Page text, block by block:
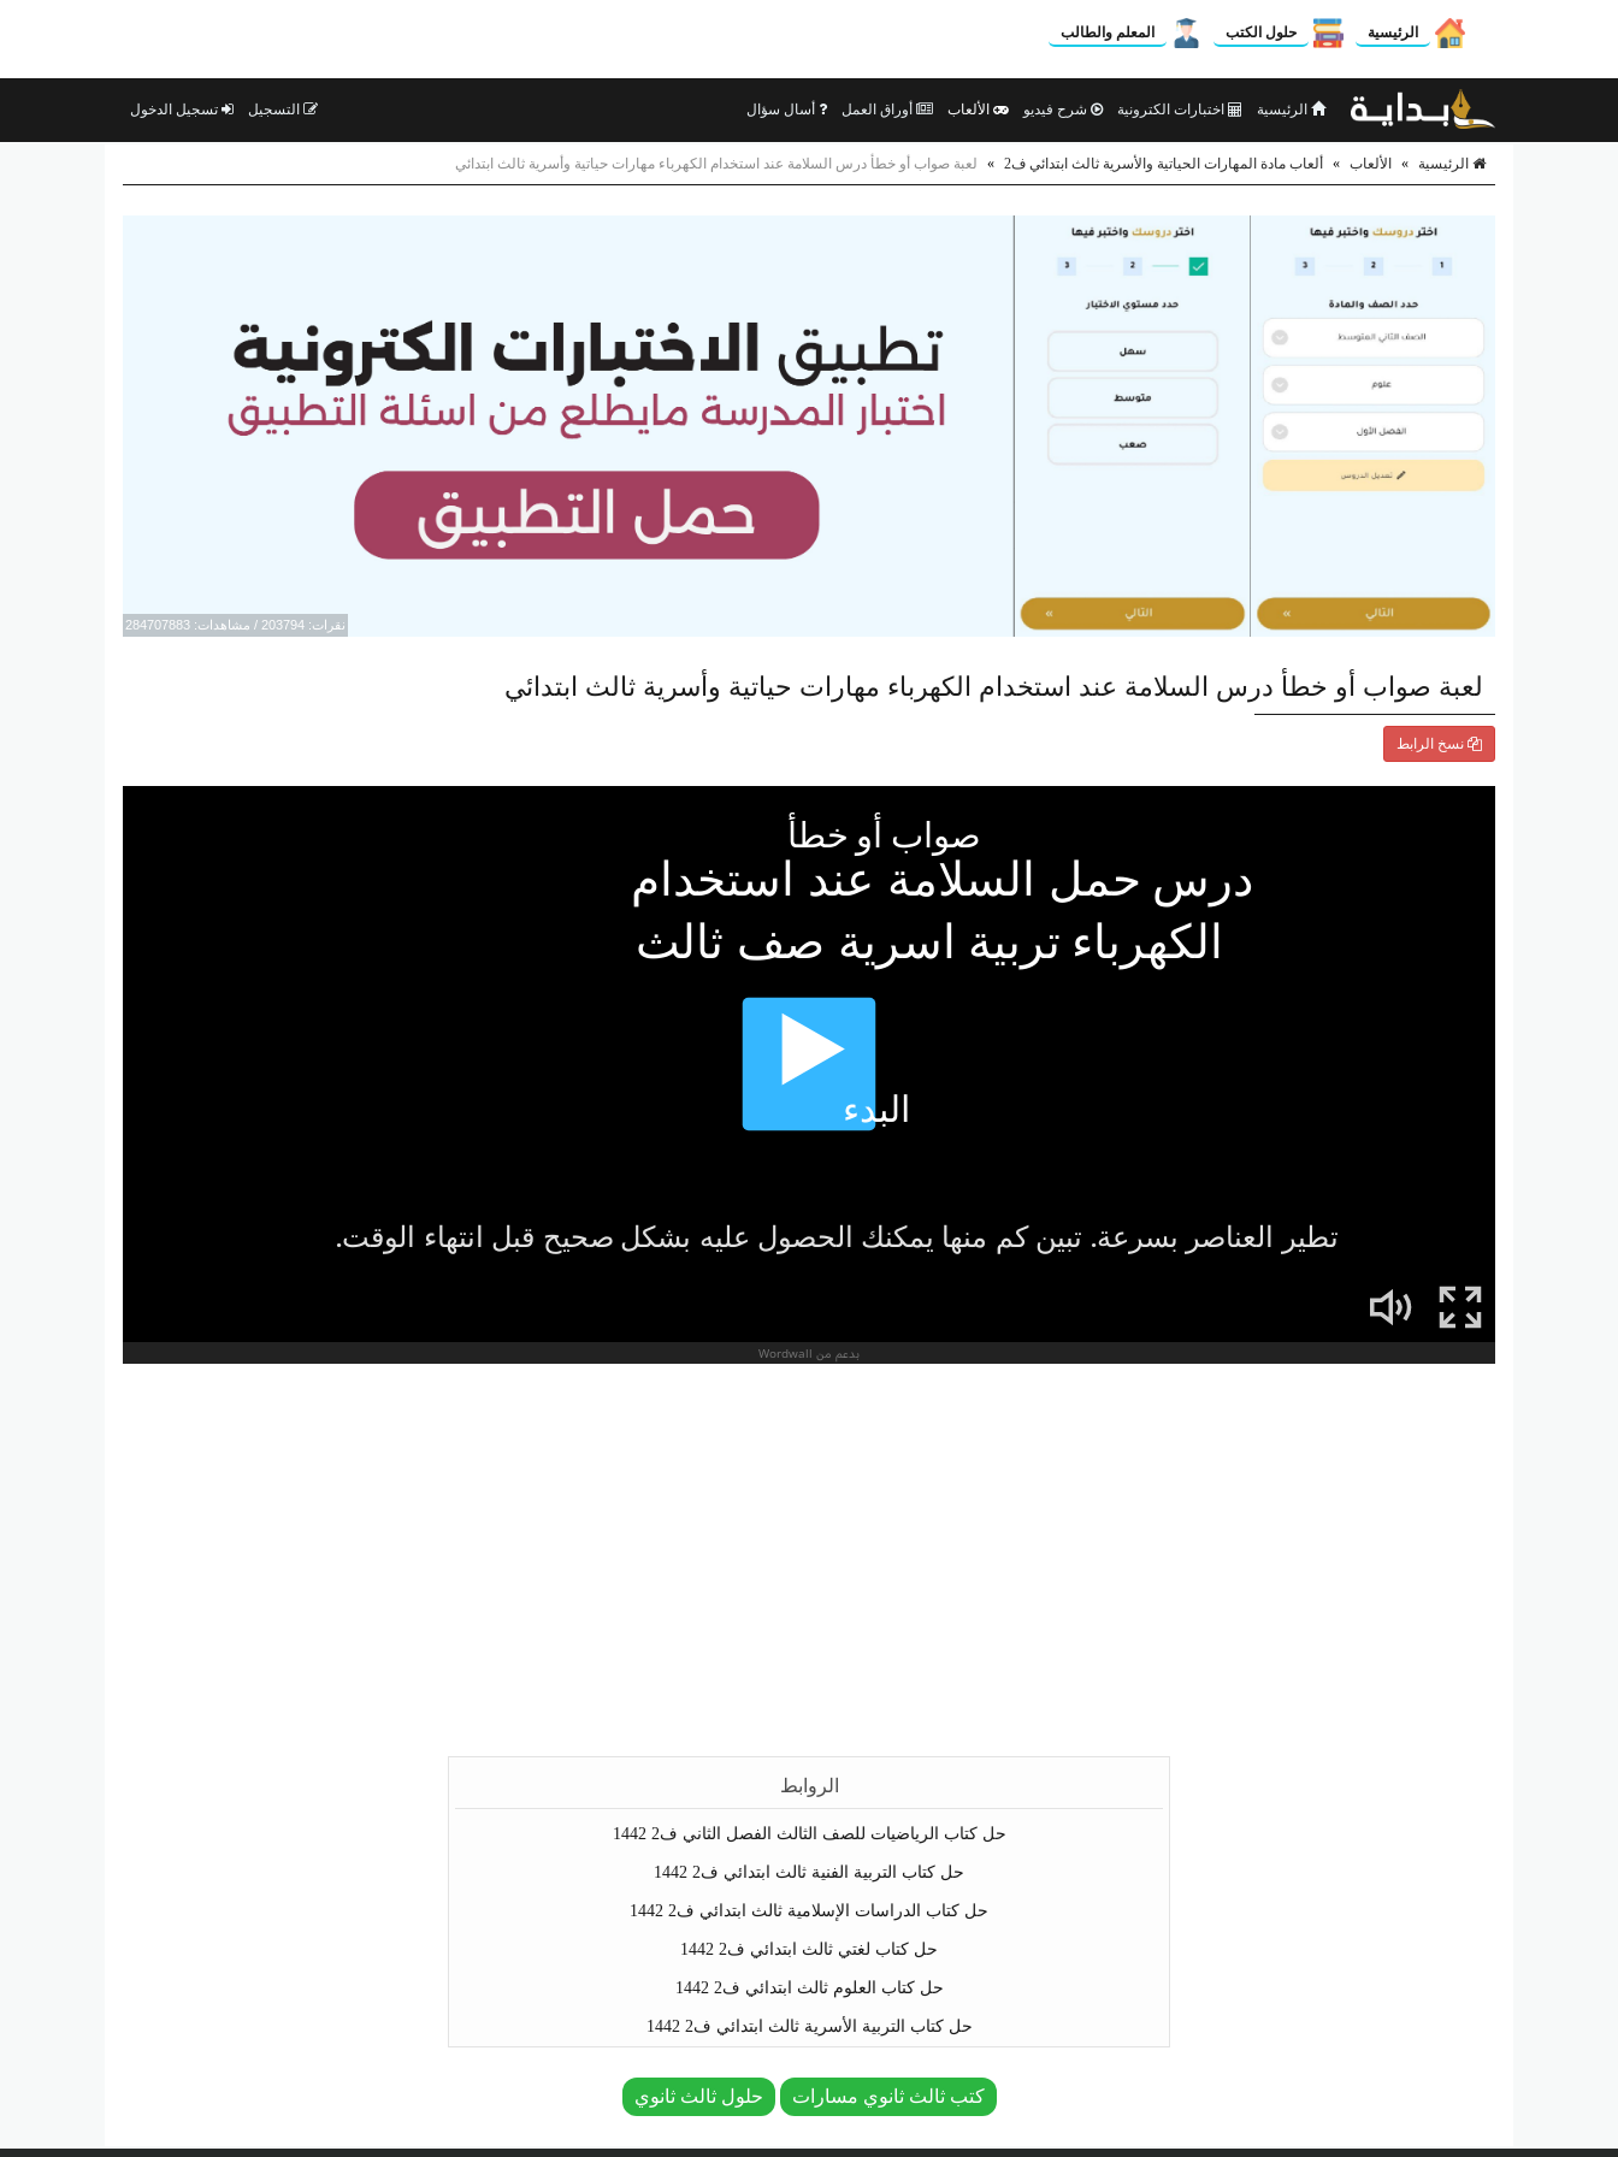
الرئيسية حلول الكتب المعلم والطالب
الرئيسية اختبارات الكترونية شرح فيديو الألعاب أوراق العمل أسال سؤال التسجيل تسجيل الدخول
الرئيسية » الألعاب » ألعاب مادة المهارات الحياتية والأسرية ثالث ابتدائي ف2 » لعبة صواب أو خطأ درس السلامة عند استخدام الكهرباء مهارات حياتية وأسرية ثالث ابتدائي
نقرات: 203794 / مشاهدات: 284707883
لعبة صواب أو خطأ درس السلامة عند استخدام الكهرباء مهارات حياتية وأسرية ثالث ابتدائي
نسخ الرابط
الروابط
حل كتاب الرياضيات للصف الثالث الفصل الثاني ف2 1442
حل كتاب التربية الفنية ثالث ابتدائي ف2 1442
حل كتاب الدراسات الإسلامية ثالث ابتدائي ف2 1442
حل كتاب لغتي ثالث ابتدائي ف2 1442
حل كتاب العلوم ثالث ابتدائي ف2 1442
حل كتاب التربية الأسرية ثالث ابتدائي ف2 1442
كتب ثالث ثانوي مسارات حلول ثالث ثانوي